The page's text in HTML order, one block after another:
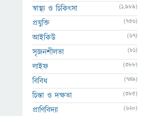
স্বাস্থ্য ও চিকিৎসা (1,989)
প্রযুক্তি (736)
আইকিউ (67)
সৃজনশীলতা (81)
লাইফ (388)
বিবিধ (749)
চিন্তা ও দক্ষতা (385)
প্রাণিবিদ্যা (620)